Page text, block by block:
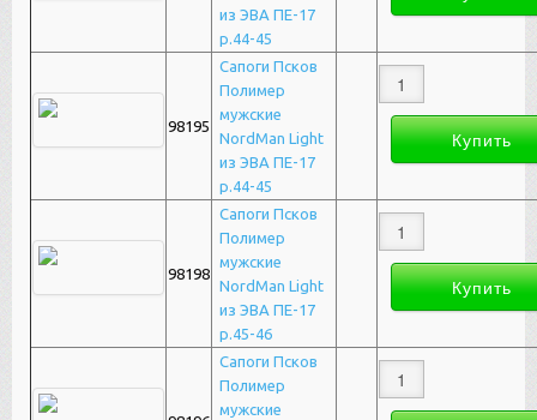
из ЭВА ПЕ-17
р.44-45
98195
Сапоги Псков
Полимер
мужские
NordMan Light
из ЭВА ПЕ-17
р.44-45
98198
Сапоги Псков
Полимер
мужские
NordMan Light
из ЭВА ПЕ-17
р.45-46
Сапоги Псков
Полимер
мужские